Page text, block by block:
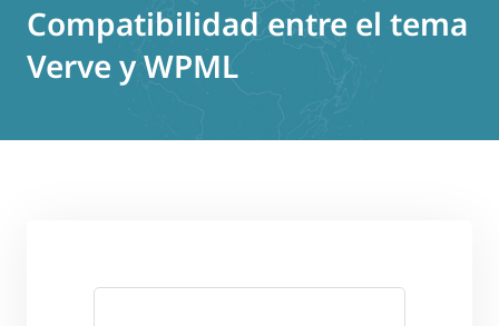
Compatibilidad entre el tema
Verve y WPML